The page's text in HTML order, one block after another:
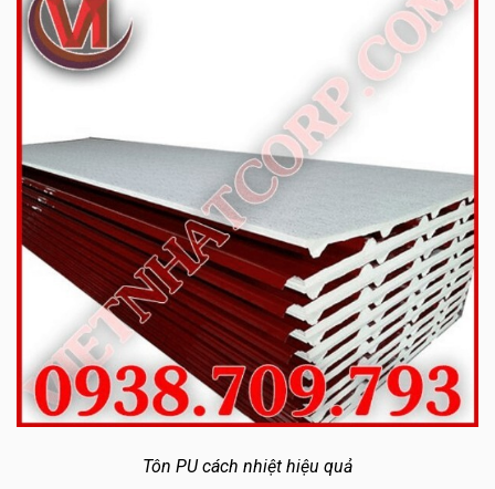
Tôn PU cách nhiệt hiệu quả